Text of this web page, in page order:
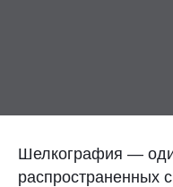
Шелкография —
распространенных